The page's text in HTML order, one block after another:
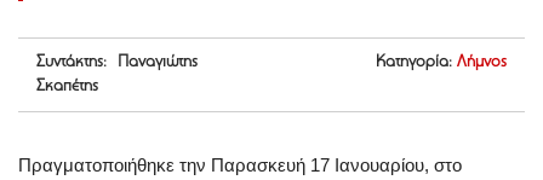
Συντάκτης: Παναγιώτης
Σκαπέτης
Κατηγορία: Λήμνος
Πραγματοποιήθηκε την Παρασκευή 17 Ιανουαρίου, στο